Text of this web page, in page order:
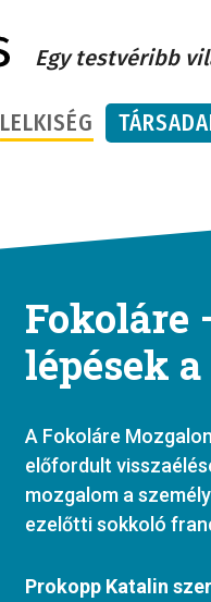
Egy testvéribb
LELKISÉG
Fokoláre
lépések
A Fokoláre
előfordult
mozgalom a
ezelőtti sokkoló
Prokopp Katalin